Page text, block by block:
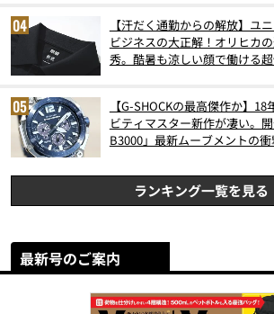
【汗だく通勤からの解放】ユ
ビジネスの大正解！オリヒカ
秀。酷暑も涼しい顔で働ける
【G-SHOCKの最高傑作か】
ビティマスター新作が凄い。
B3000」最新ムーブメントの
ランキング一覧を見る
最新号のご案内